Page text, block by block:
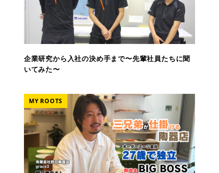
企業研究から入社の決め手まで〜先輩社員たちに聞
いてみた〜
MY ROOTS